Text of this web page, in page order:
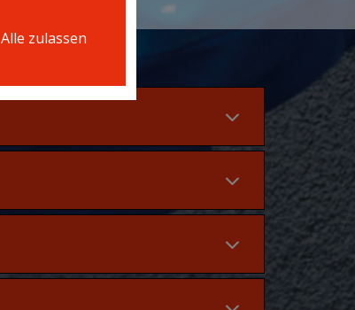
Alle zulassen